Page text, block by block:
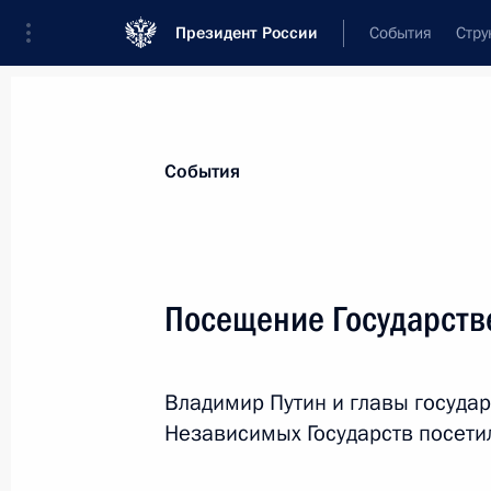
Президент России События
Игорь Чайка назначен
События
Посещение
Владимир Путин и главы
Независимых Государств